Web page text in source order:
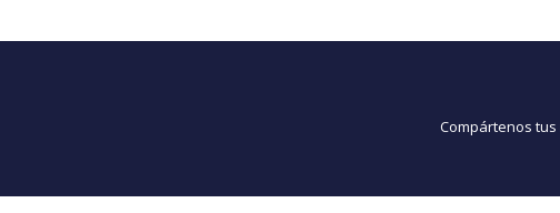
Compártenos